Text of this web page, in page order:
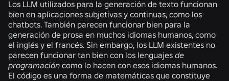
Los LLM utilizados para la generación de texto funcionan
bien en aplicaciones subjetivas y continuas, como los
chatbots. También parecen funcionar bien para la
generación de prosa en muchos idiomas humanos, como
el inglés y el francés. Sin embargo, los LLM existentes no
parecen funcionar tan bien con los lenguajes de
programación como lo hacen con esos idiomas humanos.
El código es una forma de matemáticas que constituye